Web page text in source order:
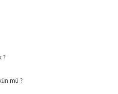
?
mü ?